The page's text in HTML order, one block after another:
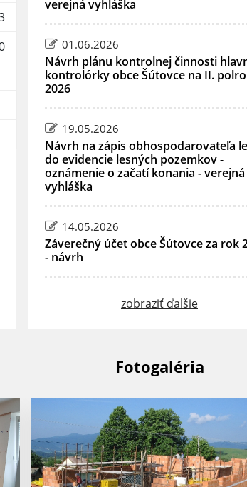
verejná vyhláška
01.06.2026
Návrh plánu kontrolnej činnosti
kontrolórky obce Šútovce na II.
2026
19.05.2026
Návrh na zápis obhospodarovateľa
do evidencie lesných pozemkov -
oznámenie o začatí konania - verejná
vyhláška
14.05.2026
Záverečný účet obce Šútovce za rok
- návrh
zobraziť ďalšie
Fotogaléria